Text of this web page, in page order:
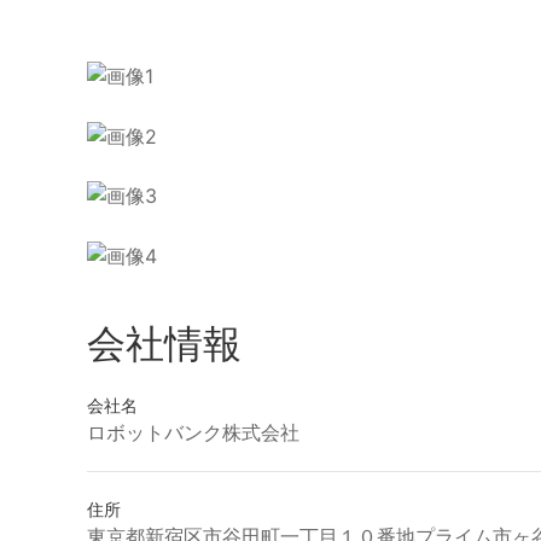
会社情報
会社名
ロボットバンク株式会社
住所